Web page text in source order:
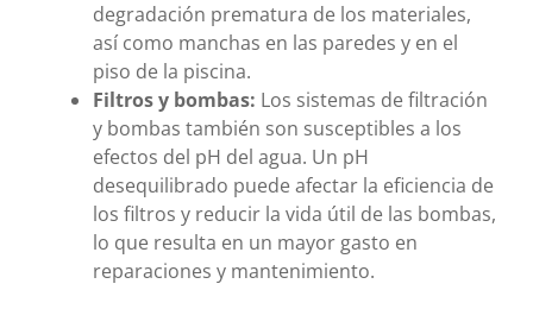
degradación prematura de los materiales,
así como manchas en las paredes y en el
piso de la piscina.
Filtros y bombas: Los sistemas de filtración
y bombas también son susceptibles a los
efectos del pH del agua. Un pH
desequilibrado puede afectar la eficiencia de
los filtros y reducir la vida útil de las bombas,
lo que resulta en un mayor gasto en
reparaciones y mantenimiento.